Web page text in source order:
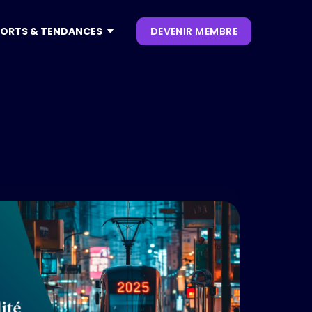
VIVATECH
& TENDANCES
HUB LANDSCAPE :
CARTOGRAPHIE DES
OUTILS IA GÉNÉRATIVE
DEVENIR MEMBRE